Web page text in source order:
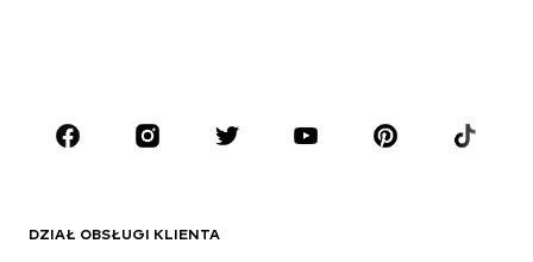
MARKI
Next
DZIAŁ OBSŁUGI KLIENTA